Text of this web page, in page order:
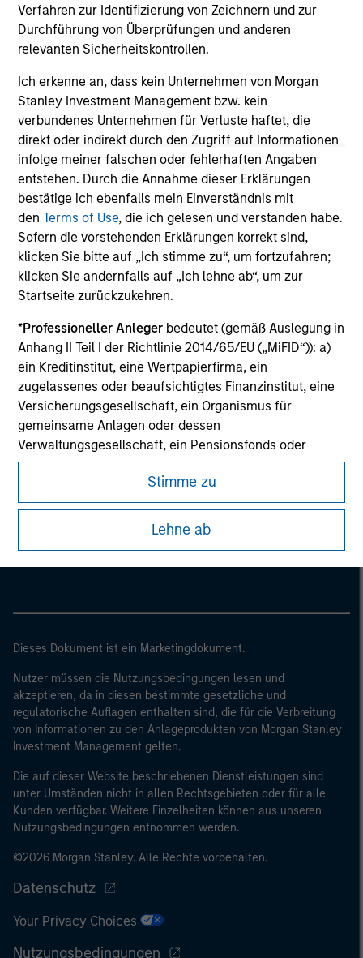
Verfahren zur Identifizierung von Zeichnern und zur
Durchführung von Überprüfungen und anderen
relevanten Sicherheitskontrollen.
Ich erkenne an, dass kein Unternehmen von Morgan
Stanley Investment Management bzw. kein
verbundenes Unternehmen für Verluste haftet, die
direkt oder indirekt durch den Zugriff auf Informationen
infolge meiner falschen oder fehlerhaften Angaben
entstehen. Durch die Annahme dieser Erklärungen
bestätige ich ebenfalls mein Einverständnis mit
denTerms of Use, die ich gelesen und verstanden habe.
Sofern die vorstehenden Erklärungen korrekt sind,
klicken Sie bitte auf „Ich stimme zu“, um fortzufahren;
klicken Sie andernfalls auf „Ich lehne ab“, um zur
Startseite zurückzukehren.
*Professioneller Anleger bedeutet (gemäß Auslegung in
Anhang II Teil I der Richtlinie 2014/65/EU („MiFID“)): a)
ein Kreditinstitut, eine Wertpapierfirma, ein
zugelassenes oder beaufsichtigtes Finanzinstitut, eine
Versicherungsgesellschaft, ein Organismus für
gemeinsame Anlagen oder dessen
Verwaltungsgesellschaft, ein Pensionsfonds oder
dessen Verwaltungsgesellschaft, ein Warenhändler
oder Waren-Derivatehändler oder ein sonstiger
institutioneller Anleger, der in jedem Fall für die Tätigkeit
auf den Finanzmärkten zugelassen sein oder
Eigenmittel von 2 Mio. EUR, das für eigene Rechnung
handelt; oder (c) eine nationale oder regionale
Regierung, einschließlich Stellen der staatlichen
Schuldenverwaltung auf nationaler oder regionaler
Ebene, Zentralbanken, internationaler und
supranationaler Einrichtungen wie die Weltbank, der
IWF, die EZB, die EIB und andere vergleichbare
internationale Organisationen, die auf eigene Rechnung
handeln.
Bitte beachten Sie, dass die Definition eines
Regulierungsbehörde des Landes abweichen kann, von
dem aus auf die Website zugegriffen wird.
Stimme zu
Lehne ab
May not represent all Team Members.
The information on this page is for informational
purposes only. The information contained herein does
not constitute and should not be construed as an
offering of advisory services or an offer to sell or a
solicitation of an offer to buy any securities in any
jurisdiction in which such offer or solicitation,
purchase or sale would be unlawful under the
securities, insurance or other laws of such jurisdiction.
All investing involves risks, including a loss of principal.
Please refer to the strategy detail page for important
information on the strategy, including additional risk
considerations.
Morgan Stanley
Dieses Dokument ist ein Marketingdokument.
Nutzer müssen die Nutzungsbedingungen lesen und
akzeptieren, da in diesen bestimmte gesetzliche und
regulatorische Auflagen enthalten sind, die für die Verbreitung
von Informationen zu den Anlageprodukten von Morgan Stanley
Investment Management gelten.
Die auf dieser Website beschriebenen Dienstleistungen sind
unter Umständen nicht in allen Rechtsgebieten oder für alle
Kunden verfügbar. Weitere Einzelheiten können aus unseren
Nutzungsbedingungen entnommen werden.
©2026 Morgan Stanley. Alle Rechte vorbehalten.
Datenschutz
Your Privacy Choices
Nutzungsbedingungen